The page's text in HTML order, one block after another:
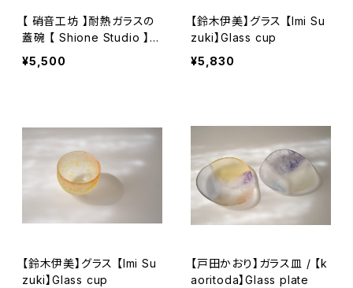
【 硝音工坊 】耐熱ガラスの
蓋碗 【 Shione Studio 】h
eat-resistant glass gaiw
¥5,500
【鈴木伊美】グラス 【Imi Su
zuki】Glass cup
¥5,830
【鈴木伊美】グラス 【Imi Su
zuki】Glass cup
【戸田かおり】ガラス皿 / 【k
aoritoda】Glass plate